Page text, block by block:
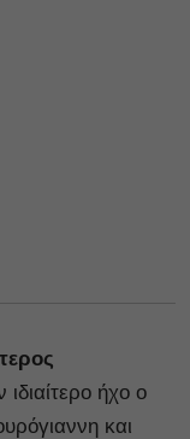
ιδιαίτερο ήχο ο
και